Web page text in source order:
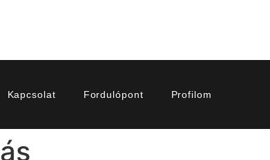
Kapcsolat Fordulópont Profilom